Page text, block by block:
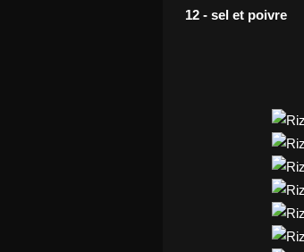
12 - sel et poivre